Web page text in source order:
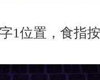
1位置，食指